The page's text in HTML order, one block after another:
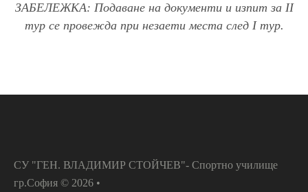
ЗАБЕЛЕЖКА: Подаване на документи и изпит за ІІ
тур се провежда при незаети места след І тур.
СУ "ГЕН. ВЛАДИМИР СТОЙЧЕВ"- Спортно училище
гр.София © 2026 •